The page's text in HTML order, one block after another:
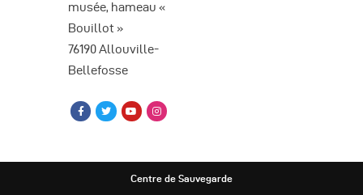
musée, hameau «
Bouillot »
76190 Allouville-
Bellefosse
Centre de Sauvegarde